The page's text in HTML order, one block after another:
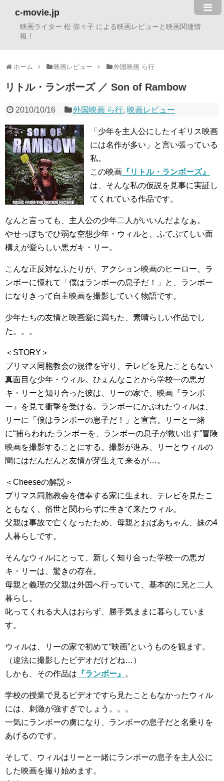
c-movie.jp
映画ライター 松 弥々子 による映画レビューと映画関連情
報！
ホーム 映画レビュー 外国映画 ら行
リトル・ランボーズ ／ Son of Rambow
2010/10/16 外国映画 ら行, 映画レビュー
「少年を主人公にしたイギリス映画
には名作が多い」と言い張っている
私。
この映画 『リトル・ランボーズ』
は、そんな私の仮説を見事に実証し
てくれている作品です。
なんと言っても、主人公の少年二人がいいんだよなぁ。
やせっぽちでひ弱な空想少年・ウィルと、ふてぶてしい面
構えが愛らしい悪ガキ・リー。
こんな正反対なふたりが、アクション映画のヒーロー、ラ
ンボーに憧れて「僕はランボーの息子だ！」と、ランボー
になりきって自主映画を撮影していく物語です。
少年たちの友情と映画愛に満ちた、素晴らしい作品でし
た。。。
＜STORY＞
プリマス同胞教会の規律を守り、テレビを見たこともない
真面目な少年・ウィル。ひょんなことから学校一の悪ガ
キ・リーと知り合った彼は、リーの家で、映画『ランボ
ー』を見て衝撃を受ける。ランボーにかぶれたウィルは、
リーに「僕はランボーの息子だ！」と宣言。リーと一緒
に“捕らわれたランボーを、ランボーの息子が救い出す”冒険
映画を撮影することにする。撮影が進み、リーとウィルの
間にはだんだんと友情が芽生えて来るが…。
＜Cheeseの解説＞
プリマス同胞教会を信奉する家に生まれ、テレビを見たこ
ともなく、俗世と関わらずに生きて来たウィル。
父親は事故で亡くなったため、母親とおばあちゃん、妹の4
人暮らしです。
そんなウィルにとって、新しく知り合った学校一の悪ガ
キ・リーは、驚きの存在。
母親と義理の父親は外国へ行っていて、基本的に兄と二人
暮らし。
叱ってくれる大人はおらず、勝手気ままに暮らしていま
す。
ウィルは、リーの家で初めて“映画”というものを観ます。
（違法に撮影したビデオだけどね…）
しかも、その作品は 『ランボー』 。
学校の授業で見るビデオですら見たこともなかったウィル
には、刺激が強すぎでしょう。。。
一気にランボーの虜になり、ランボーの息子だと名乗りを
あげるのです。
そして、ウィルはリーと一緒にランボーの息子を主人公に
した映画を撮り始めます。